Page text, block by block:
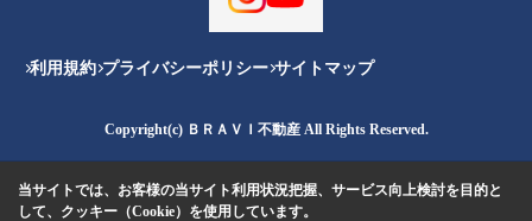
利用規約 プライバシーポリシー サイトマップ
Copyright(c) ＢＲＡＶＩ不動産 All Rights Reserved.
当サイトでは、お客様の当サイト利用状況把握、サービス向上検討を目的と
して、クッキー（Cookie）を使用しています。